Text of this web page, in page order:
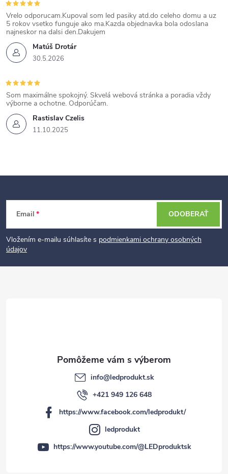
Matúš Drotár
30.5.2026
Vrelo odporucam.Kupoval som led pasiky atd.do celeho domu a uz
5 rokov vsetko funguje ako ma.Kazda objednavka bola odoslana
najneskor na dalsi den.Dakujem
Rastislav Czelis
11.10.2025
Som maximálne spokojný. Skvelá webová stránka a poradia vždy
výborne a ochotne. Odporúčam.
t
Email
Vložením e-mailu súhlasíte s podmienkami ochrany osobných
údajov
ODOBERAŤ
info@ledprodukt.sk
+421 949 126 648
https://www.facebook.com/ledprodukt/
ledprodukt
https://www.youtube.com/@LEDproduktsk